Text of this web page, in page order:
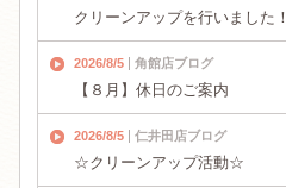
クリーンアップを行いました！
2026/8/5 角館店ブログ
【８月】休日のご案内
2026/8/5 仁井田店ブログ
☆クリーンアップ活動☆